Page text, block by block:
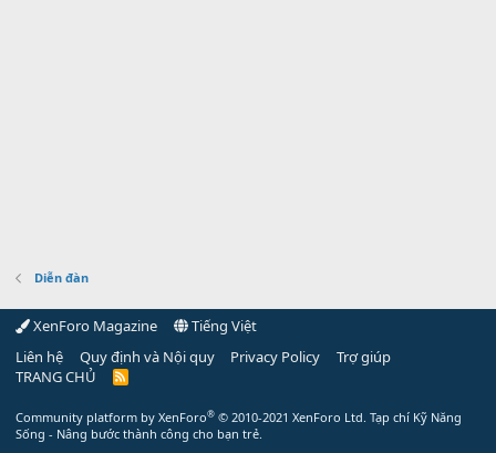
Diễn đàn
XenForo Magazine
Tiếng Việt
Liên hệ
Quy định và Nội quy Privacy Policy
Trợ giúp
TRANG CHỦ
R
Community platform by XenForo® © 2010-2021 XenForo Ltd. Tạp chí Kỹ Năng
Sống - Nâng bước thành công cho bạn trẻ.